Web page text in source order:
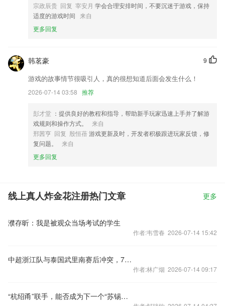
宗政辰贵 回复 宰安月 学会合理安排时间，不要沉迷于游戏，保持
适度的游戏时间 来自
更多回复
9
韩茗豪
游戏的故事情节很吸引人，真的很想知道后面会发生什么！
2026-07-14 03:58 推荐
彭才堂 ：提供良好的教程和指导，帮助新手玩家迅速上手并了解游
戏规则和操作方式。
来自
邢茜亨 回复 殷恒蓓游戏更新及时，开发者积极跟进玩家反馈，修
复问题。
来自
更多回复
线上真人炸金花注册热门文章 更多
濮存昕：我是被观众当场考试的学生
作者:韦雪春 2026-07-14 15:42
中超浙江队与泰国武里南赛后冲突，7人被禁赛48场
作者:林广烟 2026-07-14 09:17
“杭绍甬”联手，能否成为下一个“苏锡常”？